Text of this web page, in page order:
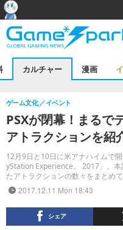
カルチャー 漫画
PSXが閉幕！まるで
アトラクションを紹
12月9日と10日に米アナハイムで
yStation Experience。 2017」。本
たアトラクションの数々をまとめて
ゲーム文化 イベント
2017.12.11 Mon 18:43
シェア